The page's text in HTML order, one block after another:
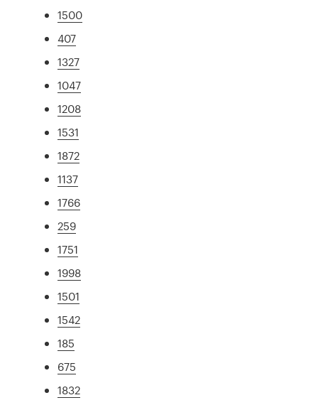
1500
407
1327
1047
1208
1531
1872
1137
1766
259
1751
1998
1501
1542
185
675
1832